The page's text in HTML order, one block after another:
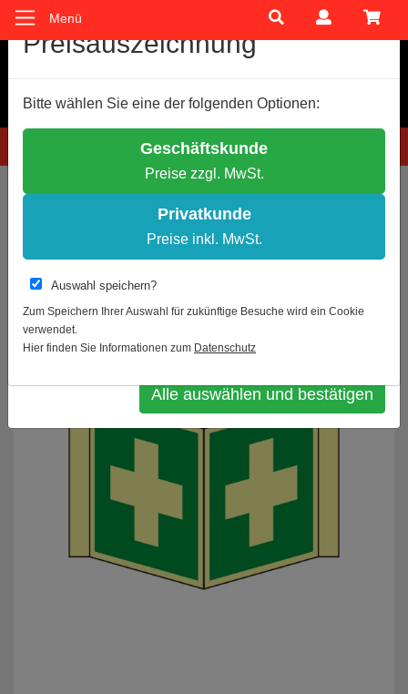
Hotline: 0781 9399888-60
Menü
Sie sind hier: Nach Lieferant
Nasenrettungsschild als Symbol
Erste Hilfe nach BGV A 8
Cookie-Einstellungen
Wir verwenden Cookies, um Ihnen ein optimales
Einige Cookies sind technisch notwendig, andere dienen zu
anonymen Statistikzwecken.
Entscheiden Sie bitte selbst, welche Cookies Sie akzeptieren.
Notwendige Cookies erlauben
Weitere Infos
Datenschutz Impressum
Auswahl bestätigen
Alle auswählen und bestätigen
Preisauszeichnung
Bitte wählen Sie eine der folgenden Optionen:
Geschäftskunde
Preise zzgl. MwSt.
Privatkunde
Preise inkl. MwSt.
Auswahl speichern?
Zum Speichern Ihrer Auswahl für zukünftige Besuche wird ein Cookie
verwendet.
Hier finden Sie Informationen zum Datenschutz